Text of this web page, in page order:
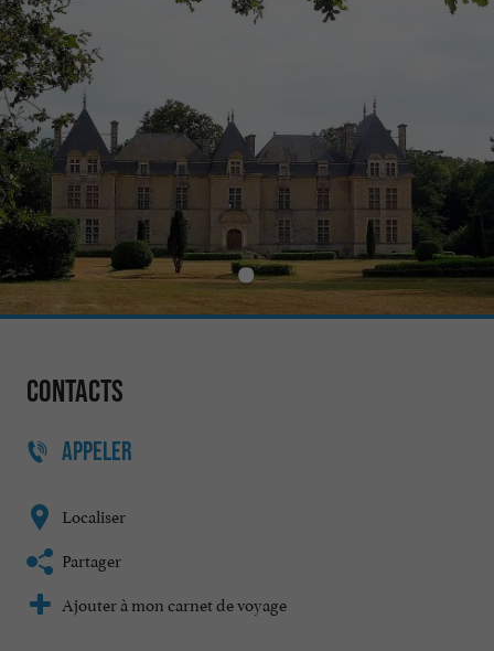
Contacts
APPELER
Localiser
Partager
Ajouter à mon carnet de voyage